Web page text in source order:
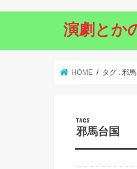
演劇とか
HOME タグ : 邪
邪馬台国